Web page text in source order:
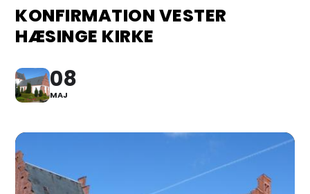
KONFIRMATION VESTER
HÆSINGE KIRKE
08
MAJ